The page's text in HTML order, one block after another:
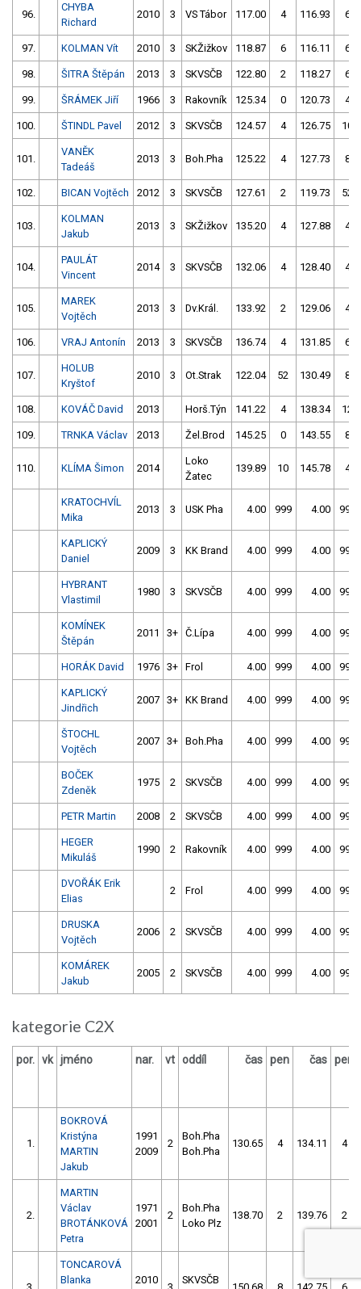
96.
CHYBA
Richard
2010 3 VS Tábor 117.00 4 116.93 6
97. KOLMAN Vít 2010 3 SKŽižkov 118.87 6 116.11 6
98. ŠITRA Štěpán 2013 3 SKVSČB 122.80 2 118.27 6
99. ŠRÁMEK Jiří 1966 3 Rakovník 125.34 0 120.73 4
100. ŠTINDL Pavel 2012 3 SKVSČB 124.57 4 126.75 10
101.
VANĚK
Tadeáš
2013 3 Boh.Pha 125.22 4 127.73 8
102. BICAN Vojtěch 2012 3 SKVSČB 127.61 2 119.73 52
103.
KOLMAN
Jakub
2013 3 SKŽižkov 135.20 4 127.88 4
104.
PAULÁT
Vincent
2014 3 SKVSČB 132.06 4 128.40 4
105.
MAREK
Vojtěch
2013 3 Dv.Král. 133.92 2 129.06 4
106. VRAJ Antonín 2013 3 SKVSČB 136.74 4 131.85 6
107.
HOLUB
Kryštof
2010 3 Ot.Strak 122.04 52 130.49 8
108. KOVÁČ David 2013 Horš.Týn 141.22 4 138.34 12
109. TRNKA Václav 2013 Žel.Brod 145.25 0 143.55 8
110. KLÍMA Šimon 2014
Loko
Žatec
139.89 10 145.78 4
KRATOCHVÍL
Mika
2013 3 USK Pha 4.00 999 4.00 999
KAPLICKÝ
Daniel
2009 3 KK Brand 4.00 999 4.00 999
HYBRANT
Vlastimil
1980 3 SKVSČB 4.00 999 4.00 999
KOMÍNEK
Štěpán
2011 3+ Č.Lípa 4.00 999 4.00 999
HORÁK David 1976 3+ Frol 4.00 999 4.00 999
KAPLICKÝ
Jindřich
2007 3+ KK Brand 4.00 999 4.00 999
ŠTOCHL
Vojtěch
2007 3+ Boh.Pha 4.00 999 4.00 999
BOČEK
Zdeněk
1975 2 SKVSČB 4.00 999 4.00 999
PETR Martin 2008 2 SKVSČB 4.00 999 4.00 999
HEGER
Mikuláš
1990 2 Rakovník 4.00 999 4.00 999
DVOŘÁK Erik
Elias
2 Frol 4.00 999 4.00 999
DRUSKA
Vojtěch
2006 2 SKVSČB 4.00 999 4.00 999
KOMÁREK
Jakub
2005 2 SKVSČB 4.00 999 4.00 999
kategorie C2X
por. vk jméno nar. vt oddíl čas pen čas pen
1.
BOKROVÁ
Kristýna
MARTIN
Jakub
1991
2009
2
Boh.Pha
Boh.Pha
130.65 4 134.11 4
2.
MARTIN
Václav
BROTÁNKOVÁ
Petra
1971
2001
2
Boh.Pha
Loko Plz
138.70 2 139.76 2
TONCAROVÁ
Blanka
2010 SKVSČB